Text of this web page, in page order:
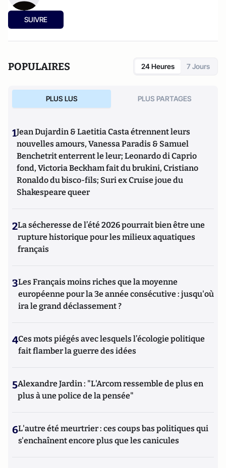
SUIVRE
POPULAIRES 24 Heures 7 Jours
PLUS LUS PLUS PARTAGES
1Jean Dujardin & Laetitia Casta étrennent leurs
nouvelles amours, Vanessa Paradis & Samuel
Benchetrit enterrent le leur; Leonardo di Caprio
fond, Victoria Beckham fait du brukini, Cristiano
Ronaldo du bisco-fils; Suri ex Cruise joue du
Shakespeare queer
2La sécheresse de l’été 2026 pourrait bien être une
rupture historique pour les milieux aquatiques
français
3Les Français moins riches que la moyenne
européenne pour la 3e année consécutive : jusqu'où
ira le grand déclassement ?
4Ces mots piégés avec lesquels l’écologie politique
fait flamber la guerre des idées
5Alexandre Jardin : "L'Arcom ressemble de plus en
plus à une police de la pensée"
6L'autre été meurtrier : ces coups bas politiques qui
s'enchaînent encore plus que les canicules